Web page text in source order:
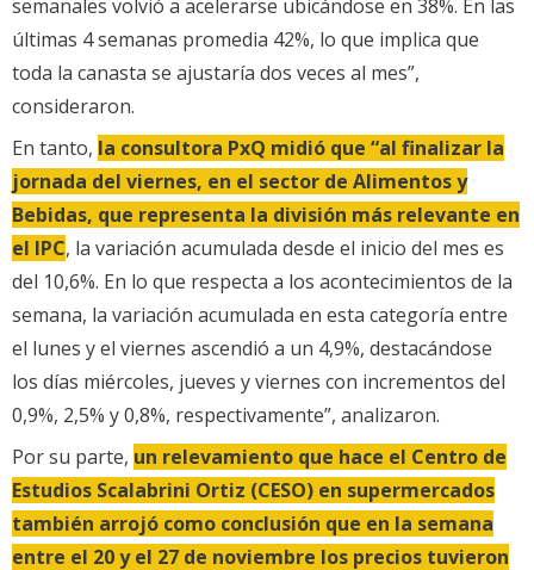
semanales volvió a acelerarse ubicándose en 38%. En las
últimas 4 semanas promedia 42%, lo que implica que
toda la canasta se ajustaría dos veces al mes”,
consideraron.
En tanto, la consultora PxQ midió que “al finalizar la
jornada del viernes, en el sector de Alimentos y
Bebidas, que representa la división más relevante en
el IPC, la variación acumulada desde el inicio del mes es
del 10,6%. En lo que respecta a los acontecimientos de la
semana, la variación acumulada en esta categoría entre
el lunes y el viernes ascendió a un 4,9%, destacándose
los días miércoles, jueves y viernes con incrementos del
0,9%, 2,5% y 0,8%, respectivamente”, analizaron.
Por su parte, un relevamiento que hace el Centro de
Estudios Scalabrini Ortiz (CESO) en supermercados
también arrojó como conclusión que en la semana
entre el 20 y el 27 de noviembre los precios tuvieron